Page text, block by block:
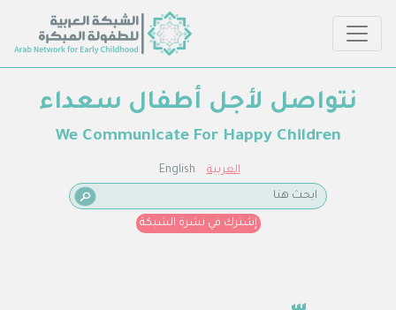
نتواصل لأجل أطفال سعداء
We Communicate For Happy Children
English العربية
إشترك في نشرة الشبكة